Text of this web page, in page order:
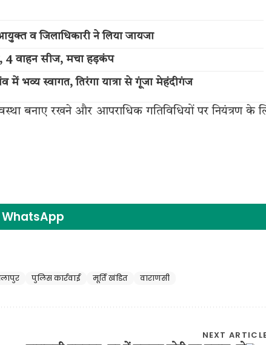
व जिलाधिकारी ने लिया जायजा
4 वाहन सीज, मचा हड़कंप
भव्य स्वागत, तिरंगा यात्रा से गूंजा मेहंदीगंज
बनाए रखने और आपराधिक गतिविधियों पर नियंत्रण के
पुलिस कार्रवाई मूर्ति खंडित वाराणसी
NEXT